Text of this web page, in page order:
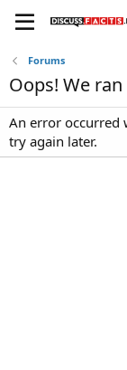
Forums
Oops! We
An error occurred
try again later.